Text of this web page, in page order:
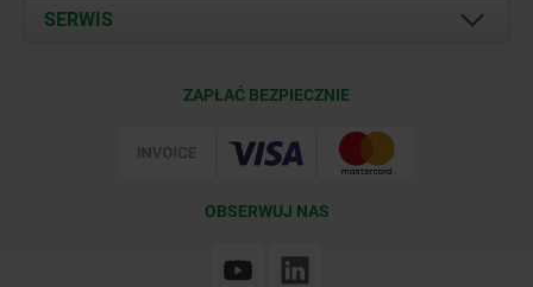
Kontakt
Documents
SERWIS
ZAPŁAĆ BEZPIECZNIE
OBSERWUJ NAS